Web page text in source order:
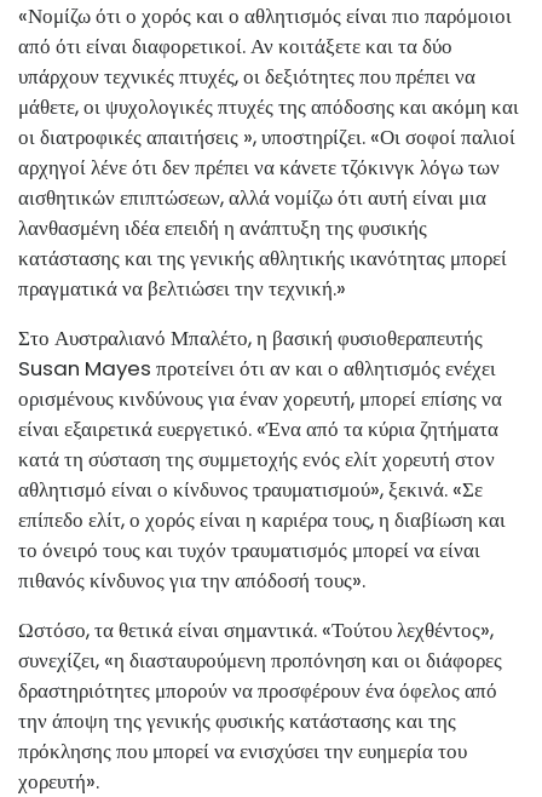
«Νομίζω ότι ο χορός και ο αθλητισμός είναι πιο παρόμοιοι
από ότι είναι διαφορετικοί. Αν κοιτάξετε και τα δύο
υπάρχουν τεχνικές πτυχές, οι δεξιότητες που πρέπει να
μάθετε, οι ψυχολογικές πτυχές της απόδοσης και ακόμη και
οι διατροφικές απαιτήσεις », υποστηρίζει. «Οι σοφοί παλιοί
αρχηγοί λένε ότι δεν πρέπει να κάνετε τζόκινγκ λόγω των
αισθητικών επιπτώσεων, αλλά νομίζω ότι αυτή είναι μια
λανθασμένη ιδέα επειδή η ανάπτυξη της φυσικής
κατάστασης και της γενικής αθλητικής ικανότητας μπορεί
πραγματικά να βελτιώσει την τεχνική.»
Στο Αυστραλιανό Μπαλέτο, η βασική φυσιοθεραπευτής
Susan Mayes προτείνει ότι αν και ο αθλητισμός ενέχει
ορισμένους κινδύνους για έναν χορευτή, μπορεί επίσης να
είναι εξαιρετικά ευεργετικό. «Ένα από τα κύρια ζητήματα
κατά τη σύσταση της συμμετοχής ενός ελίτ χορευτή στον
αθλητισμό είναι ο κίνδυνος τραυματισμού», ξεκινά. «Σε
επίπεδο ελίτ, ο χορός είναι η καριέρα τους, η διαβίωση και
το όνειρό τους και τυχόν τραυματισμός μπορεί να είναι
πιθανός κίνδυνος για την απόδοσή τους».
Ωστόσο, τα θετικά είναι σημαντικά. «Τούτου λεχθέντος»,
συνεχίζει, «η διασταυρούμενη προπόνηση και οι διάφορες
δραστηριότητες μπορούν να προσφέρουν ένα όφελος από
την άποψη της γενικής φυσικής κατάστασης και της
πρόκλησης που μπορεί να ενισχύσει την ευημερία του
χορευτή».